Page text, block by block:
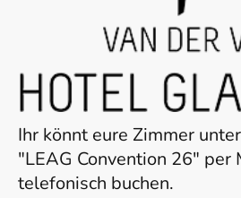
Ihr könnt eure Zimmer
"LEAG Convention 26" per
telefonisch buchen.